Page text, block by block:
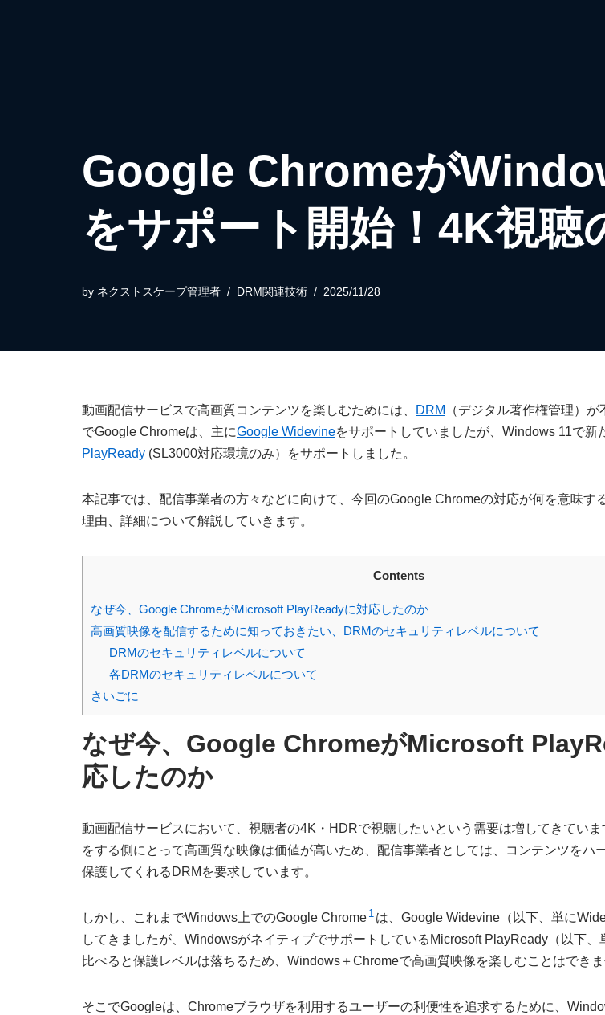
Google Chromeが
をサポート開始！4K視聴
by ネクストスケープ管理者 DRM関連技術 2025/11/28
動画配信サービスで高画質コンテンツを楽しむためには、 DRM
（デジタル著作権管理）
でGoogle Chromeは、主にGoogle Widevineをサポートしていましたが、Windows 11で新
PlayReady (SL3000対応環境のみ）をサポートしました。
本記事では、配信事業者の方々などに向けて、今回のGoogle Chromeの対応が何を意味す
理由、詳細について解説していきます。
Contents
なぜ今、Google ChromeがMicrosoft PlayReadyに対応したのか
高画質映像を配信するために知っておきたい、DRMのセキュリティレベルについて
DRMのセキュリティレベルについて
各DRMのセキュリティレベルについて
さいごに
なぜ今、Google ChromeがMicrosoft
応したのか
動画配信サービスにおいて、視聴者の4K・HDRで視聴したいという需要は増してきてい
をする側にとって高画質な映像は価値が高いため、配信事業者としては、コンテンツをハ
保護してくれるDRMを要求しています。
しかし、これまでWindows上でのGoogle Chrome 1 は、Google Widevine（以下、単に
してきましたが、WindowsがネイティブでサポートしているMicrosoft PlayReady（以下、
比べると保護レベルは落ちるため、Windows＋Chromeで高画質映像を楽しむことはできま
そこでGoogleは、Chromeブラウザを利用するユーザーの利便性を追求するために、